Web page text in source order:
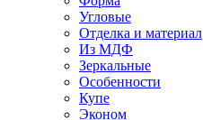
Угловые
Отделка и материал
Из МДФ
Зеркальные
Особенности
Купе
Эконом